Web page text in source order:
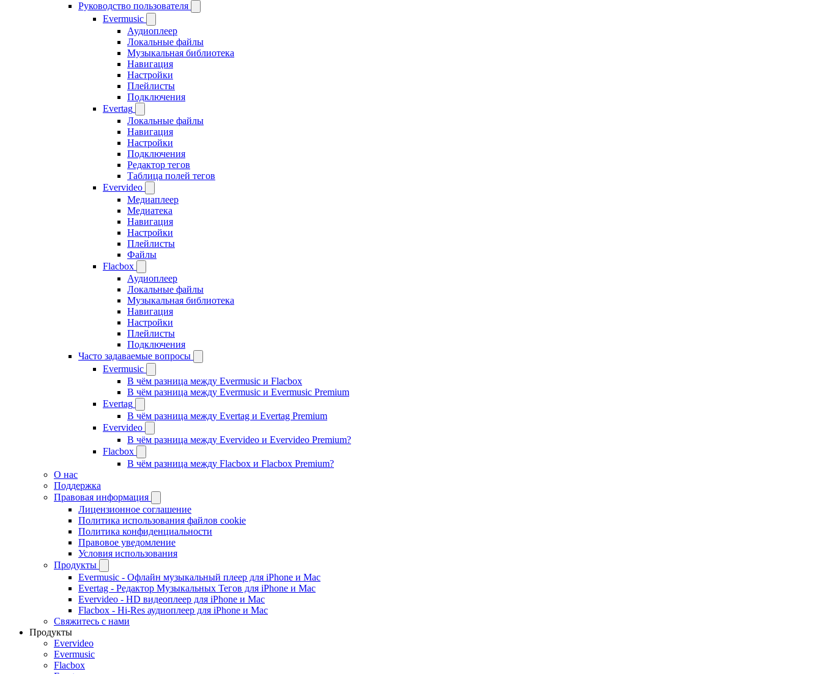
Руководство пользователя
Evermusic
Аудиоплеер
Локальные файлы
Музыкальная библиотека
Навигация
Настройки
Плейлисты
Подключения
Evertag
Локальные файлы
Навигация
Настройки
Подключения
Редактор тегов
Таблица полей тегов
Evervideo
Медиаплеер
Медиатека
Навигация
Настройки
Плейлисты
Файлы
Flacbox
Аудиоплеер
Локальные файлы
Музыкальная библиотека
Навигация
Настройки
Плейлисты
Подключения
Часто задаваемые вопросы
Evermusic
В чём разница между Evermusic и Flacbox
В чём разница между Evermusic и Evermusic Premium
Evertag
В чём разница между Evertag и Evertag Premium
Evervideo
В чём разница между Evervideo и Evervideo Premium?
Flacbox
В чём разница между Flacbox и Flacbox Premium?
О нас
Поддержка
Правовая информация
Лицензионное соглашение
Политика использования файлов cookie
Политика конфиденциальности
Правовое уведомление
Условия использования
Продукты
Evermusic - Офлайн музыкальный плеер для iPhone и Mac
Evertag - Редактор Музыкальных Тегов для iPhone и Mac
Evervideo - HD видеоплеер для iPhone и Mac
Flacbox - Hi-Res аудиоплеер для iPhone и Mac
Свяжитесь с нами
Продукты
Evervideo
Evermusic
Flacbox